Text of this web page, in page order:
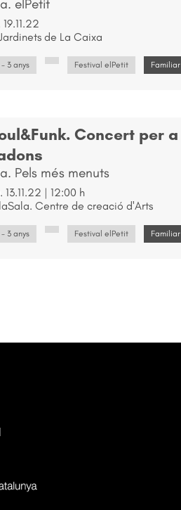
elPetit
19.11.22
de La Caixa
3 anys Festival elPetit Familiar
Concert per a
Pels més menuts
13.11.22 |12:00 h
laSala. Centre de creació d'Arts
3 anys Festival elPetit Familiar